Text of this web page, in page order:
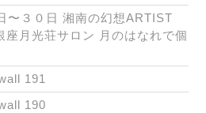
〜３０日 湘南の幻想ARTIST
月光荘サロン 月のはなれで個
191
190